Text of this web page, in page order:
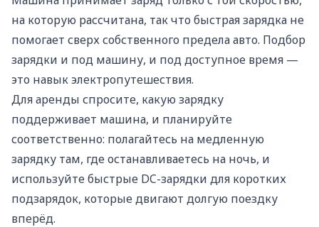
на которую рассчитана, так что быстрая зарядка не
помогает сверх собственного предела авто. Подбор
зарядки и под машину, и под доступное время —
это навык электропутешествия.
Для аренды спросите, какую зарядку
поддерживает машина, и планируйте
соответственно: полагайтесь на медленную
зарядку там, где останавливаетесь на ночь, и
используйте быстрые DC-зарядки для коротких
подзарядок, которые двигают долгую поездку
вперёд.